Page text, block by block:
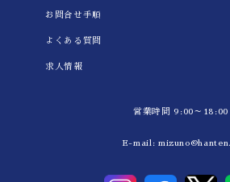
お問合せ手順
よくある質問
求人情報
営業時間 9:00～18:00
E-mail: